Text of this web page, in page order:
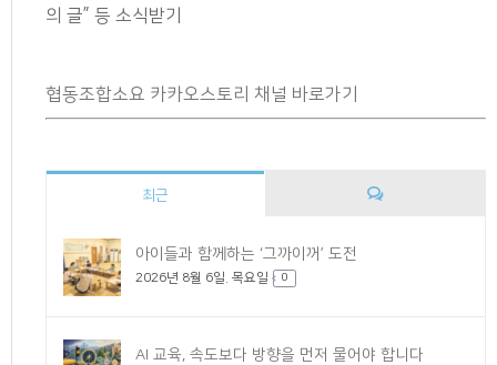
의 글” 등 소식받기
협동조합소요 카카오스토리 채널 바로가기
최근
아이들과 함께하는 ‘그까이꺼’ 도전
2026년 8월 6일. 목요일 0
AI 교육, 속도보다 방향을 먼저 물어야 합니다